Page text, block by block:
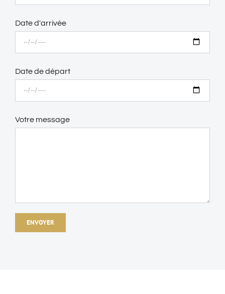
Date d'arrivée
Date de départ
Votre message